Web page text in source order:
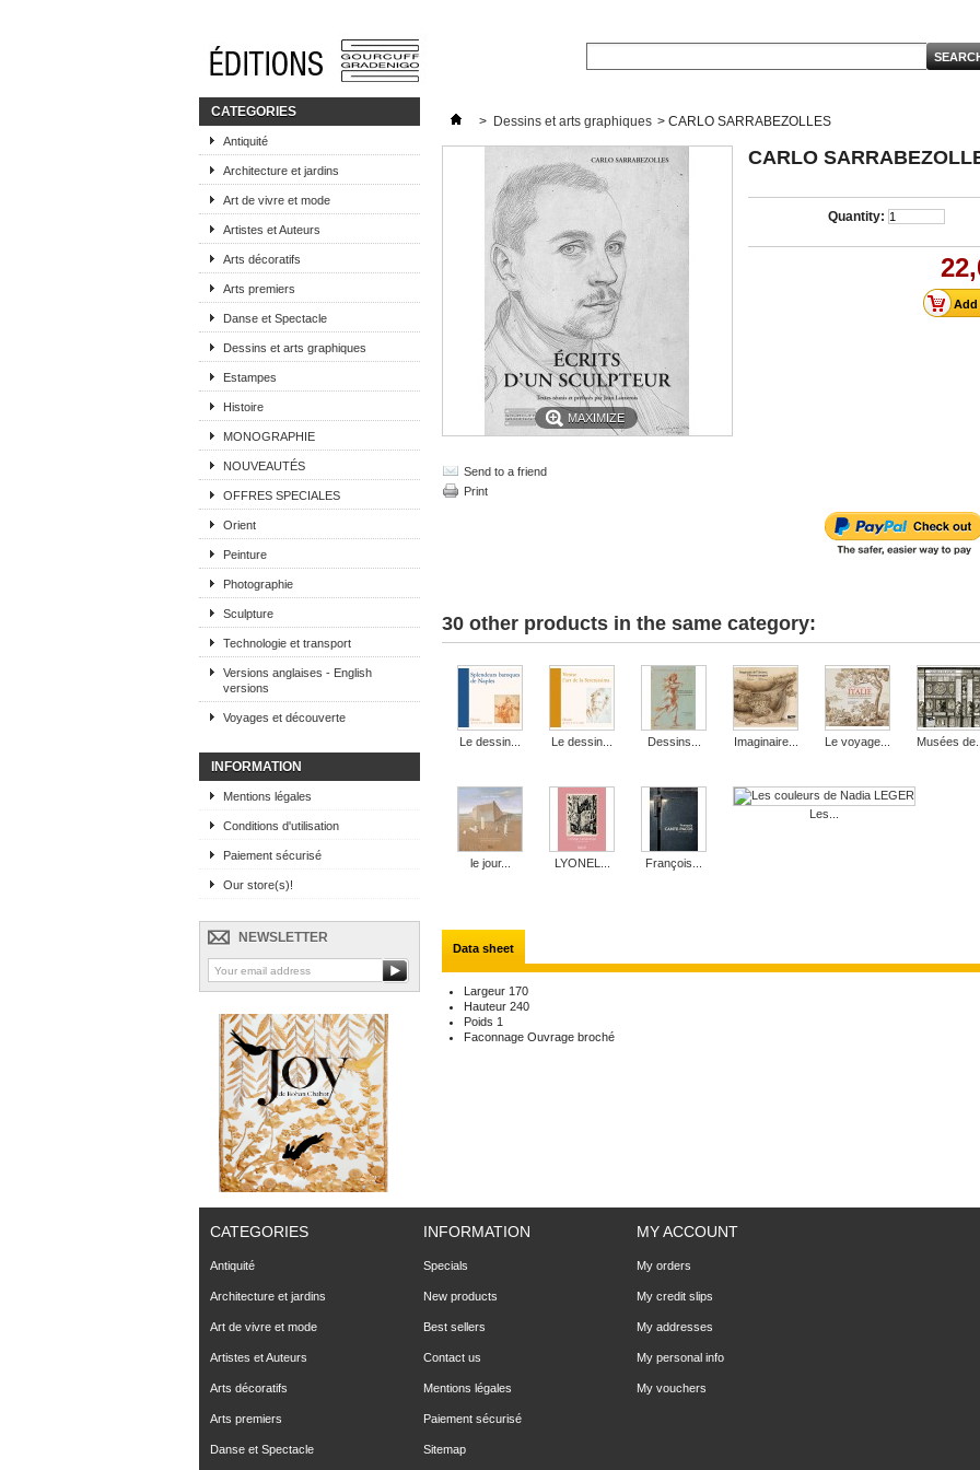
CATEGORIES
Antiquité
Architecture et jardins
Art de vivre et mode
Artistes et Auteurs
Arts décoratifs
Arts premiers
Danse et Spectacle
Dessins et arts graphiques
Estampes
Histoire
MONOGRAPHIE
NOUVEAUTÉS
OFFRES SPECIALES
Orient
Peinture
Photographie
Sculpture
Technologie et transport
Versions anglaises - English
versions
Voyages et découverte
INFORMATION
Mentions légales
Conditions d'utilisation
Paiement sécurisé
Our store(s)!
NEWSLETTER
> Dessins et arts graphiques > CARLO SARRABEZOLLES
MAXIMIZE
Send to a friend
Print
CARLO
Quantity:
30 other products in the same category:
Le dessin... Le dessin... Dessins... Imaginaire... Le voyage... Musées de...
le jour... LYONEL... François...
Les...
Data sheet
Largeur 170
Hauteur 240
Poids 1
Faconnage Ouvrage broché
CATEGORIES
Antiquité
Architecture et jardins
Art de vivre et mode
Artistes et Auteurs
Arts décoratifs
Arts premiers
Danse et Spectacle
INFORMATION
Specials
New products
Best sellers
Contact us
Mentions légales
Paiement sécurisé
Sitemap
MY ACCOUNT
My orders
My credit slips
My addresses
My personal info
My vouchers